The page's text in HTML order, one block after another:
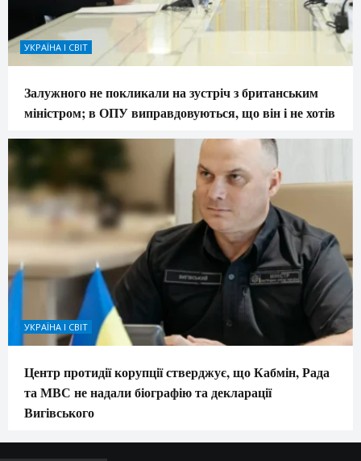
УКРАЇНА І СВІТ
Залужного не покликали на зустріч з британським
міністром; в ОПУ виправдовуються, що він і не хотів
УКРАЇНА І СВІТ
Центр протидії корупції стверджує, що Кабмін, Рада
та МВС не надали біографію та декларації
Вигівського